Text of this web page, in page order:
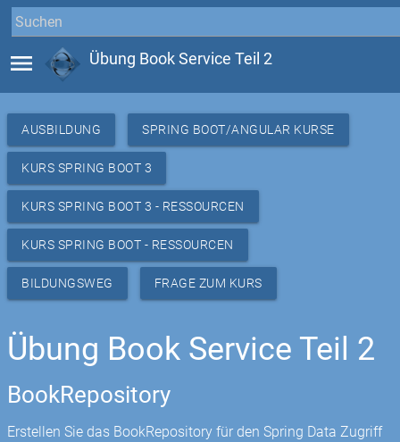
menu Übung Book Service Teil 2
AUSBILDUNG SPRING BOOT/ANGULAR KURSE
KURS SPRING BOOT 3
KURS SPRING BOOT 3 - RESSOURCEN
KURS SPRING BOOT - RESSOURCEN
BILDUNGSWEG FRAGE ZUM KURS
Übung Book Service Teil 2
BookRepository
Erstellen Sie das BookRepository für den Spring Data Zugriff